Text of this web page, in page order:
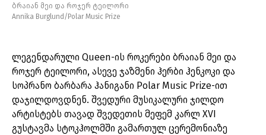
ბრაიან მეი და როჯერ ტეილორი
Annika Burglund/Polar Music Prize
ლეგენდარული Queen-ის როკერები ბრაიან მეი და
როჯერ ტეილორი, ასევე ჯაზმენი ჰერბი ჰენკოკი და
სოპრანო ბარბარა ჰანიგანი Polar Music Prize-ით
დაჯილდოვდნენ. შვედური მუსიკალური ჯილდო
არტისტებს თავად შვედეთის მეფემ კარლ XVI
გუსტავმა სტოკჰოლმში გამართულ ცერემონიაზე